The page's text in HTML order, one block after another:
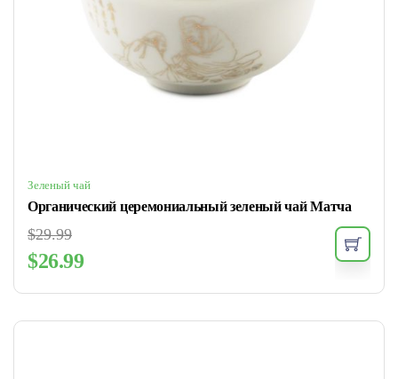
Зеленый чай
Органический церемониальный зеленый чай Матча
$29.99
$26.99